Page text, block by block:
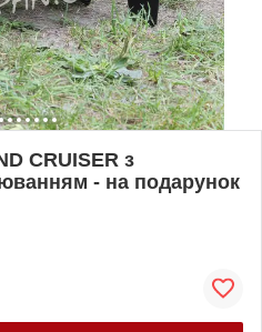
CRUISER з
- на подарунок